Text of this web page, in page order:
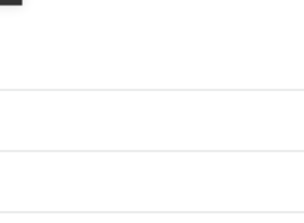
le réchauffement.
VERTE » 2024 DE LA